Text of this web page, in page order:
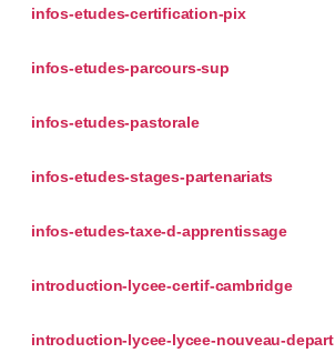
infos-etudes-certification-pix
infos-etudes-parcours-sup
infos-etudes-pastorale
infos-etudes-stages-partenariats
infos-etudes-taxe-d-apprentissage
introduction-lycee-certif-cambridge
introduction-lycee-lycee-nouveau-depart